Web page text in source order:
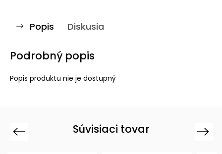
Popis Diskusia
Podrobný popis
Popis produktu nie je dostupný
Súvisiaci tovar
Previous Next